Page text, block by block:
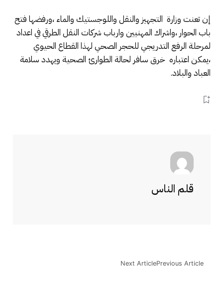
إن تعنت وزارة التجهيز والنقل واللوجستيك والماء ،ورفضها فتح
باب الحوار ،واشراك المهنيين وارباب شركات النقل الطرقي في اعداد
لمرحلة الرفع التدريجي للحجر الصحي لهذا القطاع الحيوي
،يمكن اعتباره خرق سافر لحالة الطوارئ الصحية ويهدد سلامة
العباد والبلاد.
قلم الناس
Previous Article
Next Article